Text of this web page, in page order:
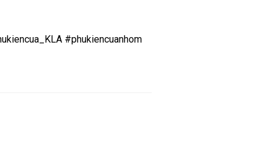
#phukiencuanhom